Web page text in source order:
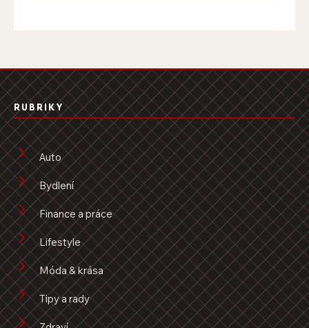
RUBRIKY
Auto
Bydlení
Finance a práce
Lifestyle
Móda & krása
Tipy a rady